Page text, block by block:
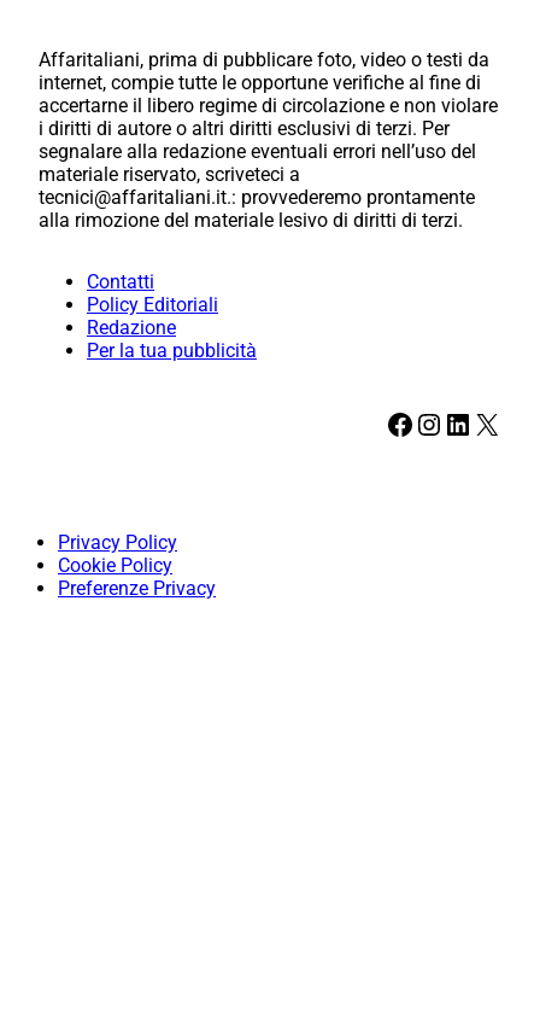
Affaritaliani, prima di pubblicare foto, video o testi da
internet, compie tutte le opportune verifiche al fine di
accertarne il libero regime di circolazione e non violare
i diritti di autore o altri diritti esclusivi di terzi. Per
segnalare alla redazione eventuali errori nell’uso del
materiale riservato, scriveteci a
tecnici@affaritaliani.it.: provvederemo prontamente
alla rimozione del materiale lesivo di diritti di terzi.
Contatti
Policy Editoriali
Redazione
Per la tua pubblicità
Facebook Instagram LinkedIn X
Privacy Policy
Cookie Policy
Preferenze Privacy